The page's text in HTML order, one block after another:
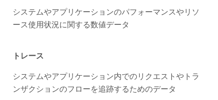
システムやアプリケーションのパフォーマンスやリソ
ース使用状況に関する数値データ
トレース
システムやアプリケーション内でのリクエストやトラ
ンザクションのフローを追跡するためのデータ